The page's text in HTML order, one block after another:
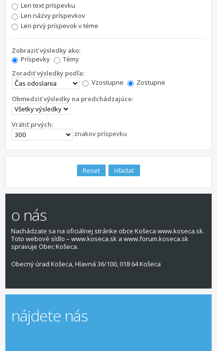
Len text príspevku
Len názvy príspevkov
Len prvý príspevok v téme
Zobraziť výsledky ako:
Príspevky
Témy
Zoradiť výsledky podľa:
Vzostupne
Zostupne
Obmedziť výsledky na predchádzajúce:
Vrátiť prvých:
znakov príspevku
o nás
Nachádzate sa na oficiálnej stránke obce Košeca www.koseca.sk.
Toto webové sídlo – www.koseca.sk a www.forum.koseca.sk
spravuje Obec Košeca.
Obecný úrad Košeca, Hlavná 36/100, 018 64 Košeca
nájdete nás